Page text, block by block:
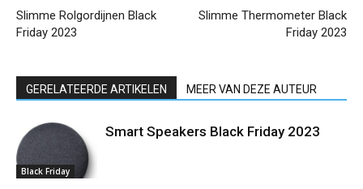
Slimme Rolgordijnen Black
Friday 2023
Slimme Thermometer Black
Friday 2023
GERELATEERDE ARTIKELEN MEER VAN DEZE AUTEUR
Black Friday
Smart Speakers Black Friday 2023